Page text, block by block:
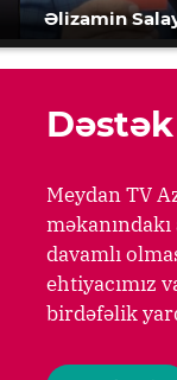
Əlizamin
Meydan TV
davamlı
ehtiyacımız
birdəfəlik